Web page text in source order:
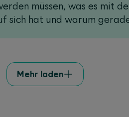
müssen, was es mit
sich hat und warum
Mehr laden